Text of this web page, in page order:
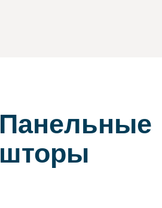
Панельные
шторы